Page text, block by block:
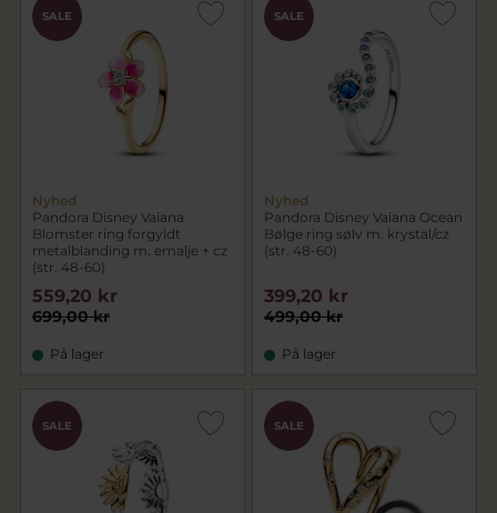
SALE
Nyhed
Pandora Disney Vaiana
Blomster ring forgyldt
metalblanding m. emalje + cz
(str. 48-60)
699,00 kr
559,20 kr
På lager
SALE
Nyhed
Pandora Disney Vaiana Ocean
Bølge ring sølv m. krystal/cz
(str. 48-60)
499,00 kr
399,20 kr
På lager
SALE SALE